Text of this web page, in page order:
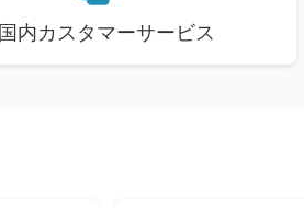
国内カスタマーサービス